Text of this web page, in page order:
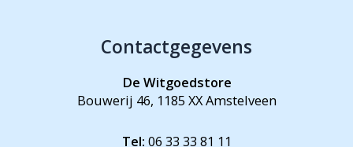
Contactgegevens
De Witgoedstore
Bouwerij 46, 1185 XX Amstelveen
Tel: 06 33 33 81 11